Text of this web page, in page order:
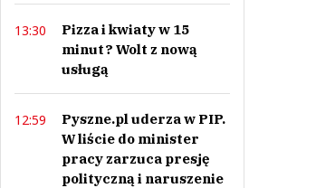
13:30
Pizza i kwiaty w 15
minut? Wolt z nową
usługą
12:59
Pyszne.pl uderza w PIP.
W liście do minister
pracy zarzuca presję
polityczną i naruszenie